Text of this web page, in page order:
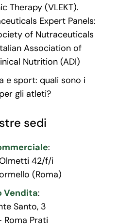
Therapy (VLEKT).
Expert Panels:
of Nutraceuticals
Association of
Nutrition (ADI)
e sport: quali sono i
gli atleti?
sedi
:
42/f/i
(Roma)
Vendita:
Santo, 3
Roma Prati